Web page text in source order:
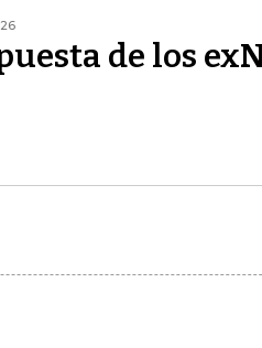
de los